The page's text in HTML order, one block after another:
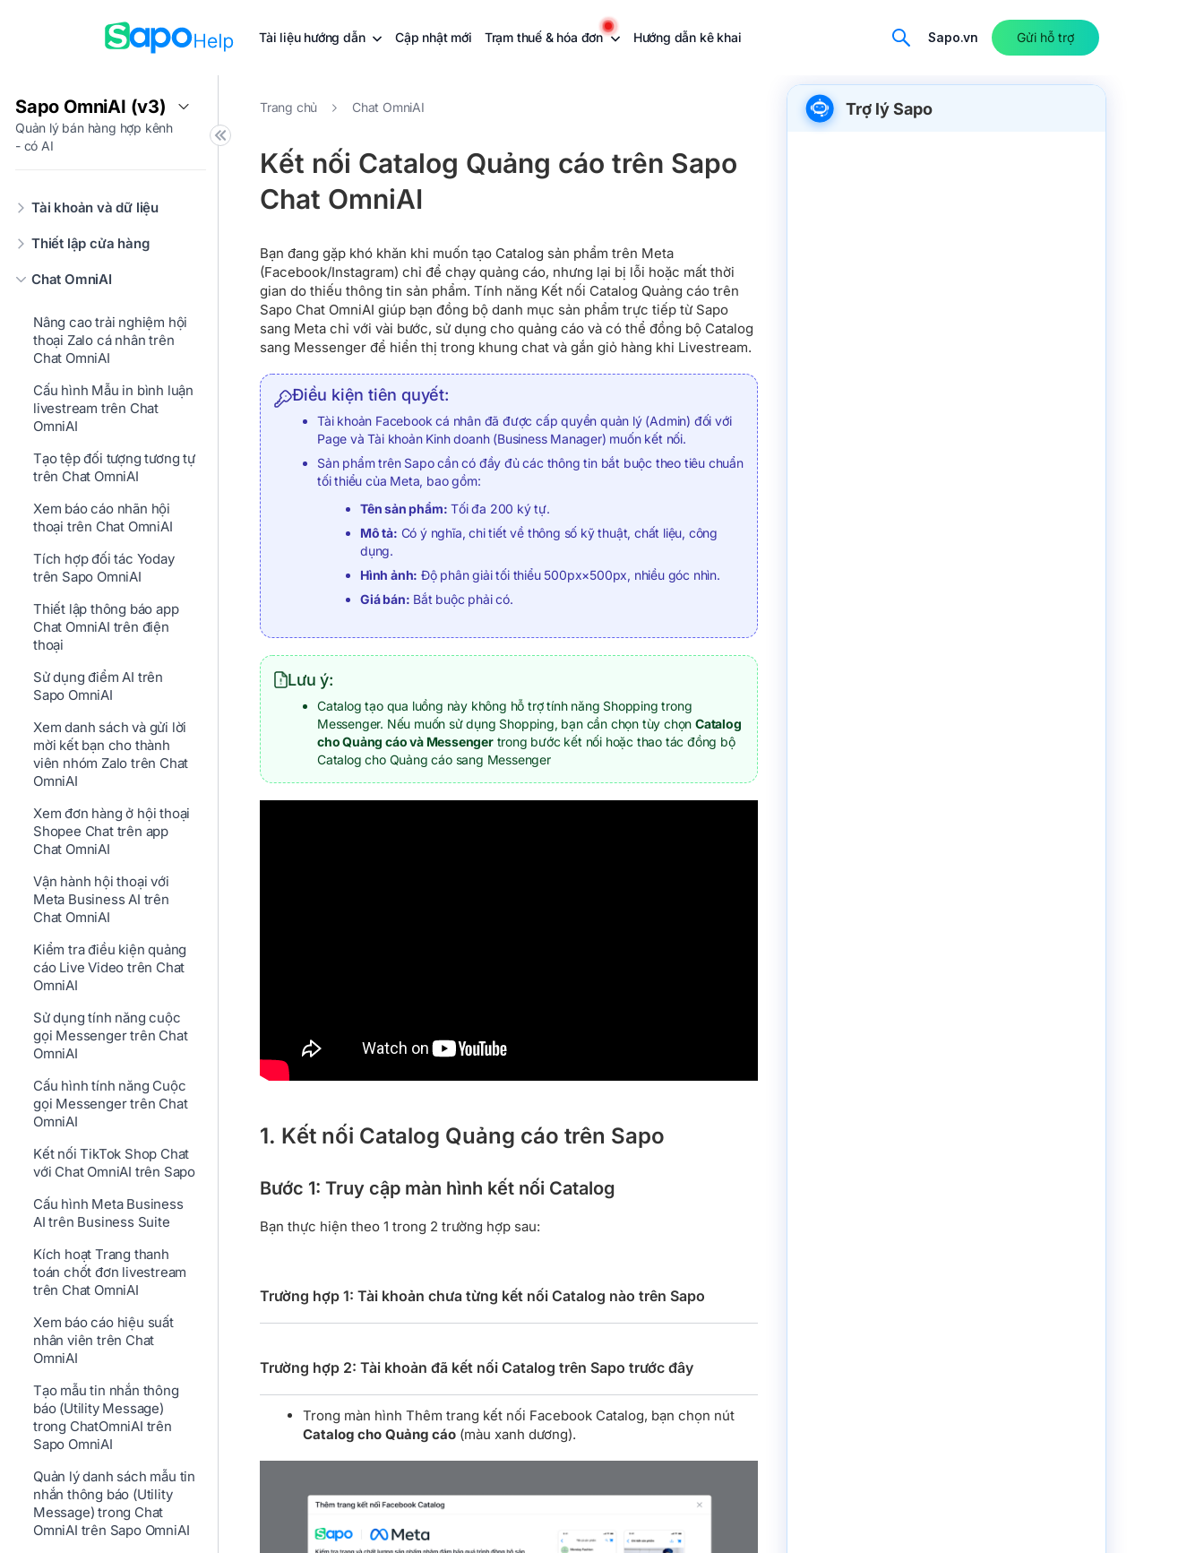
Tài liệu hướng dẫn Cập nhật mới Trạm thuế & hóa đơn Hướng dẫn kê khai Sapo.vn Gửi hỗ trợ
Sapo OmniAI (v3)
Quản lý bán hàng hợp kênh
- có AI
Tài khoản và dữ liệu
Thiết lập cửa hàng
Chat OmniAI
Nâng cao trải nghiệm hội
thoại Zalo cá nhân trên
Chat OmniAI
Cấu hình Mẫu in bình luận
livestream trên Chat
OmniAI
Tạo tệp đối tượng tương tự
trên Chat OmniAI
Xem báo cáo nhãn hội
thoại trên Chat OmniAI
Tích hợp đối tác Yoday
trên Sapo OmniAI
Thiết lập thông báo app
Chat OmniAI trên điện
thoại
Sử dụng điểm AI trên
Sapo OmniAI
Xem danh sách và gửi lời
mời kết bạn cho thành
viên nhóm Zalo trên Chat
OmniAI
Xem đơn hàng ở hội thoại
Shopee Chat trên app
Chat OmniAI
Vận hành hội thoại với
Meta Business AI trên
Chat OmniAI
Kiểm tra điều kiện quảng
cáo Live Video trên Chat
OmniAI
Sử dụng tính năng cuộc
gọi Messenger trên Chat
OmniAI
Cấu hình tính năng Cuộc
gọi Messenger trên Chat
OmniAI
Kết nối TikTok Shop Chat
với Chat OmniAI trên Sapo
Cấu hình Meta Business
AI trên Business Suite
Kích hoạt Trang thanh
toán chốt đơn livestream
trên Chat OmniAI
Xem báo cáo hiệu suất
nhân viên trên Chat
OmniAI
Tạo mẫu tin nhắn thông
báo (Utility Message)
trong ChatOmniAI trên
Sapo OmniAI
Quản lý danh sách mẫu tin
nhắn thông báo (Utility
Message) trong Chat
OmniAI trên Sapo OmniAI
Trang chủ Chat OmniAI
Kết nối Catalog Quảng cáo trên Sapo
Chat OmniAI
Bạn đang gặp khó khăn khi muốn tạo Catalog sản phẩm trên Meta
(Facebook/Instagram) chỉ để chạy quảng cáo, nhưng lại bị lỗi hoặc mất thời
gian do thiếu thông tin sản phẩm. Tính năng Kết nối Catalog Quảng cáo trên
Sapo Chat OmniAI giúp bạn đồng bộ danh mục sản phẩm trực tiếp từ Sapo
sang Meta chỉ với vài bước, sử dụng cho quảng cáo và có thể đồng bộ Catalog
sang Messenger để hiển thị trong khung chat và gắn giỏ hàng khi Livestream.
Điều kiện tiên quyết:
Tài khoản Facebook cá nhân đã được cấp quyền quản lý (Admin) đối với
Page và Tài khoản Kinh doanh (Business Manager) muốn kết nối.
Sản phẩm trên Sapo cần có đầy đủ các thông tin bắt buộc theo tiêu chuẩn
tối thiểu của Meta, bao gồm:
Tên sản phẩm: Tối đa 200 ký tự.
Mô tả: Có ý nghĩa, chi tiết về thông số kỹ thuật, chất liệu, công
dụng.
Hình ảnh: Độ phân giải tối thiểu 500px×500px, nhiều góc nhìn.
Giá bán: Bắt buộc phải có.
Lưu ý:
Catalog tạo qua luồng này không hỗ trợ tính năng Shopping trong
Messenger. Nếu muốn sử dụng Shopping, bạn cần chọn tùy chọn Catalog
cho Quảng cáo và Messengertrong bước kết nối hoặc thao tác đồng bộ
Catalog cho Quảng cáo sang Messenger
1. Kết nối Catalog Quảng cáo trên Sapo
Bước 1: Truy cập màn hình kết nối Catalog
Bạn thực hiện theo 1 trong 2 trường hợp sau:
Trường hợp 1: Tài khoản chưa từng kết nối Catalog nào trên Sapo
Trường hợp 2: Tài khoản đã kết nối Catalog trên Sapo trước đây
Trong màn hình Thêm trang kết nối Facebook Catalog, bạn chọn nút
Catalog cho Quảng cáo (màu xanh dương).
Trợ lý Sapo